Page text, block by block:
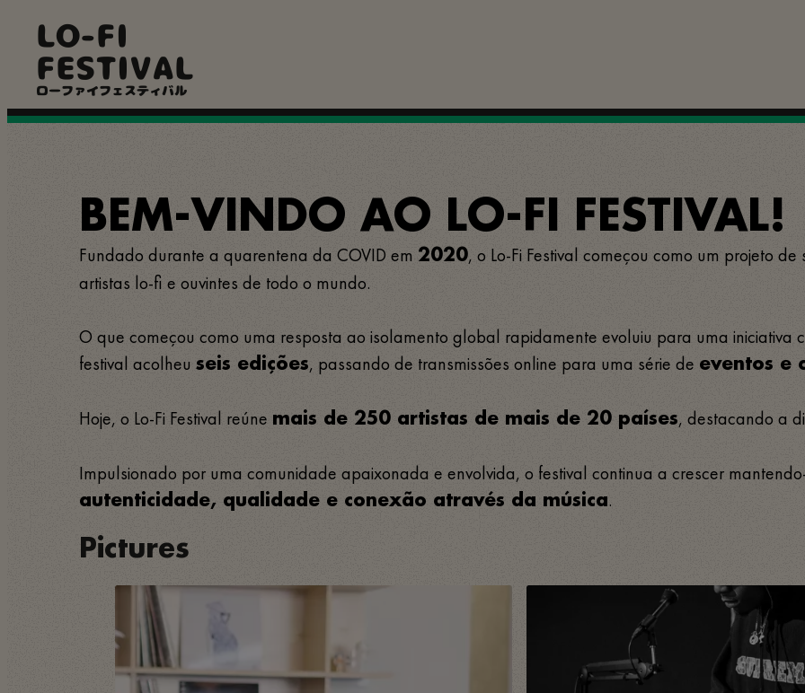
conteúdo
principal
LO-FI
FESTIVAL
ローファイフェスティバル
BEM-VINDO AO LO-FI FESTIVAL!
Fundado durante a quarentena da COVID em 2020, o Lo-Fi Festival começou como um projeto
artistas lo-fi e ouvintes de todo o mundo.
O que começou como uma resposta ao isolamento global rapidamente evoluiu para uma iniciativa
festival acolheu seis edições, passando de transmissões online para uma série de eventos e
Hoje, o Lo-Fi Festival reúne mais de 250 artistas de mais de 20 países, destacando a
Impulsionado por uma comunidade apaixonada e envolvida, o festival continua a crescer
autenticidade, qualidade e conexão através da música.
Pictures